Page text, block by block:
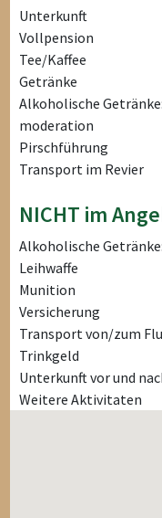
Unterkunft
Vollpension
Tee/Kaffee
Getränke
Alkoholische
moderation
Pirschführung
Transport im Revier
NICHT im
Alkoholische
Leihwaffe
Munition
Versicherung
Transport von/zum
Trinkgeld
Unterkunft vor und
Weitere Aktivitaten